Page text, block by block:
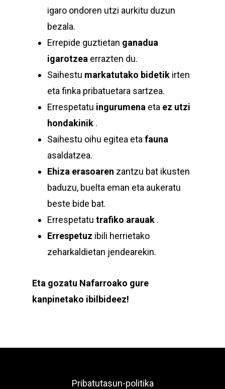
igaro ondoren utzi aurkitu duzun
bezala.
Errepide guztietan ganadua
igarotzea errazten du.
Saihestu markatutako bidetik irten
eta finka pribatuetara sartzea.
Errespetatu ingurumena eta ez utzi
hondakinik .
Saihestu oihu egitea eta fauna
asaldatzea.
Ehiza erasoaren zantzu bat ikusten
baduzu, buelta eman eta aukeratu
beste bide bat.
Errespetatu trafiko arauak .
Errespetuz ibili herrietako
zeharkaldietan jendearekin.
Eta gozatu Nafarroako gure
kanpinetako ibilbideez!
Pribatutasun-politika